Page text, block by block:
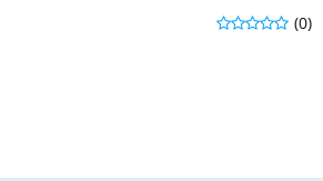
(0)